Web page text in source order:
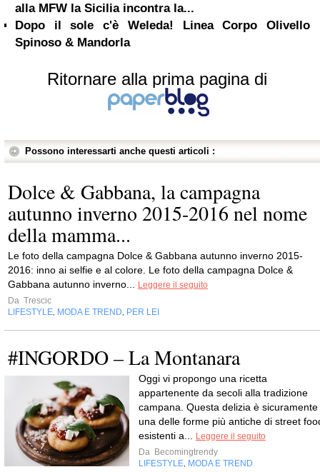
alla MFW la Sicilia incontra la...
Dopo il sole c'è Weleda! Linea Corpo Olivello
Spinoso & Mandorla
Ritornare alla prima pagina di
Possono interessarti anche questi articoli :
Dolce & Gabbana, la campagna
autunno inverno 2015-2016 nel nome
della mamma...
Le foto della campagna Dolce & Gabbana autunno inverno 2015-
2016: inno ai selfie e al colore. Le foto della campagna Dolce &
Gabbana autunno inverno...
Leggere il seguito
Da Trescic
LIFESTYLE MODA E TREND PER LEI
#INGORDO – La Montanara
Oggi vi propongo una ricetta
appartenente da secoli alla tradizione
campana. Questa delizia è sicuramente
una delle forme più antiche di street
esistenti a...
Leggere il seguito
Da Becomingtrendy
LIFESTYLE MODA E TREND